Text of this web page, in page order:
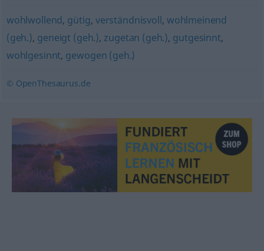
wohlwollend, gütig, verständnisvoll, wohlmeinend
(geh.), geneigt (geh.), zugetan (geh.), gutgesinnt,
wohlgesinnt, gewogen (geh.)
© OpenThesaurus.de